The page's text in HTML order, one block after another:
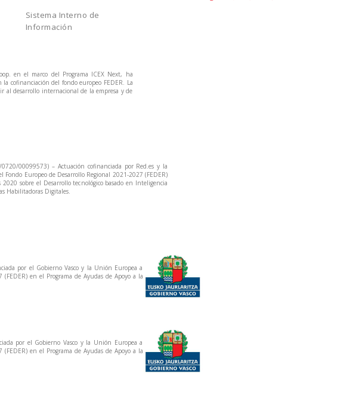
Sistema Interno de
Información
en el marco del Programa ICEX Next, ha
la cofinanciación del fondo europeo FEDER. La
al desarrollo internacional de la empresa y de
0720/00099573) – Actuación cofinanciada por Red.es y la
Fondo Europeo de Desarrollo Regional 2021-2027 (FEDER)
sobre el Desarrollo tecnológico basado en Inteligencia
Habilitadoras Digitales.
por el Gobierno Vasco y la Unión Europea a
en el Programa de Ayudas de Apoyo a la
por el Gobierno Vasco y la Unión Europea a
en el Programa de Ayudas de Apoyo a la